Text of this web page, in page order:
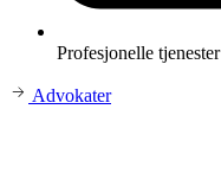
Profesjonelle tjenester
Advokater